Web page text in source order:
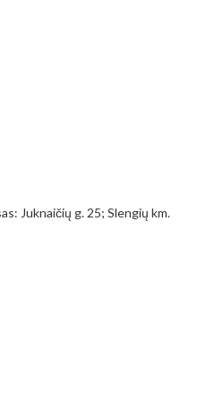
Juknaičių g. 25; Slengių km.